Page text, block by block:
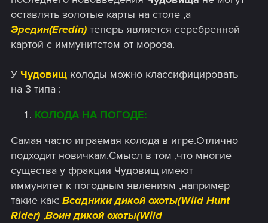
оставлять золотые карты на столе ,а
Эредин(Eredin) теперь является серебренной
картой с иммунитетом от мороза.
У Чудовищ колоды можно классифицировать
на 3 типа :
КОЛОДА НА ПОГОДЕ:
Самая часто играемая колода в игре.Отлично
подходит новичкам.Смысл в том ,что многие
существа у фракции Чудовищ имеют
иммунитет к погодным явлениям ,например
такие как: Всадники дикой охоты(Wild Hunt
Rider) ,Воин дикой охоты(Wild